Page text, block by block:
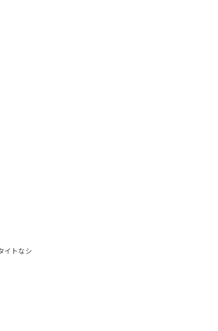
イトなシ